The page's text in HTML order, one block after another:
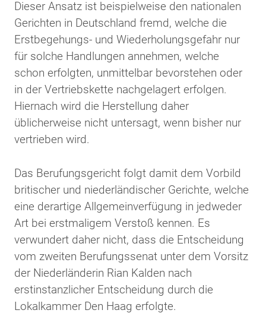
Dieser Ansatz ist beispielweise den nationalen
Gerichten in Deutschland fremd, welche die
Erstbegehungs- und Wiederholungsgefahr nur
für solche Handlungen annehmen, welche
schon erfolgten, unmittelbar bevorstehen oder
in der Vertriebskette nachgelagert erfolgen.
Hiernach wird die Herstellung daher
üblicherweise nicht untersagt, wenn bisher nur
vertrieben wird.
Das Berufungsgericht folgt damit dem Vorbild
britischer und niederländischer Gerichte, welche
eine derartige Allgemeinverfügung in jedweder
Art bei erstmaligem Verstoß kennen. Es
verwundert daher nicht, dass die Entscheidung
vom zweiten Berufungssenat unter dem Vorsitz
der Niederländerin Rian Kalden nach
erstinstanzlicher Entscheidung durch die
Lokalkammer Den Haag erfolgte.